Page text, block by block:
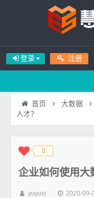
登录 注册
首页 大数据
人才？
◆◆ 0
企业如何使用大
yuyuxi 2020-09-